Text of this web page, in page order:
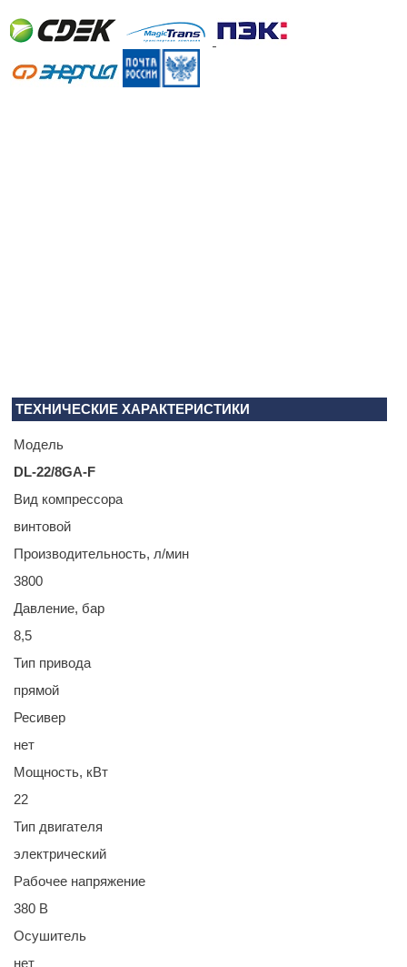
ТЕХНИЧЕСКИЕ ХАРАКТЕРИСТИКИ
Модель
DL-22/8GA-F
Вид компрессора
винтовой
Производитель­ность, л/мин
3800
Давление, бар
8,5
Тип привода
прямой
Ресивер
нет
Мощность, кВт
22
Тип двигателя
электрический
Рабочее напряжение
380 В
Осушитель
нет